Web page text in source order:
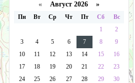
« Август 2026 »
Пн Вт Ср Чт Пт Сб
Вс
1
2
3
4 5 6 7 8
9
10
11 12 13 14 15
16
17
18 19 20 21 22
23
24
25 26 27 28 29
30